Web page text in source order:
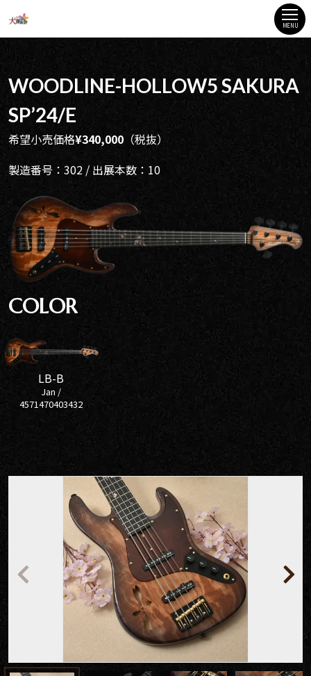
MENU
WOODLINE-HOLLOW5 SAKURA
SP’24/E
希望小売価格¥340,000 （税抜）
製造番号：302 / 出展本数：10
COLOR
LB-B
Jan /
4571470403432